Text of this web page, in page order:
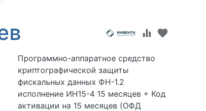
Программно-аппаратное средство
криптографической защиты
фискальных данных ФН-1.2
исполнение ИН15-4 15 месяцев + Код
активации на 15 месяцев (ОФД